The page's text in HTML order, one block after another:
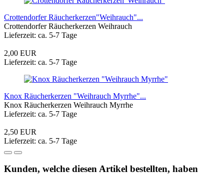
Crottendorfer Räucherkerzen"Weihrauch"...
Crottendorfer Räucherkerzen Weihrauch
Lieferzeit: ca. 5-7 Tage
2,00 EUR
Lieferzeit: ca. 5-7 Tage
Knox Räucherkerzen "Weihrauch Myrrhe"...
Knox Räucherkerzen Weihrauch Myrrhe
Lieferzeit: ca. 5-7 Tage
2,50 EUR
Lieferzeit: ca. 5-7 Tage
Kunden, welche diesen Artikel bestellten, haben